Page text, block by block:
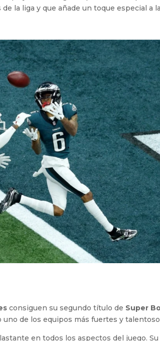
la liga y que añade un toque especial a
consiguen su segundo título de Super
de los equipos más fuertes y
en todos los aspectos del juego. Su